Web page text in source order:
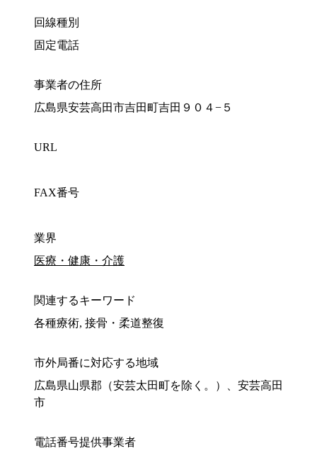
回線種別
固定電話
事業者の住所
広島県安芸高田市吉田町吉田９０４−５
URL
FAX番号
業界
医療・健康・介護
関連するキーワード
各種療術, 接骨・柔道整復
市外局番に対応する地域
広島県山県郡（安芸太田町を除く。）、安芸高田
市
電話番号提供事業者